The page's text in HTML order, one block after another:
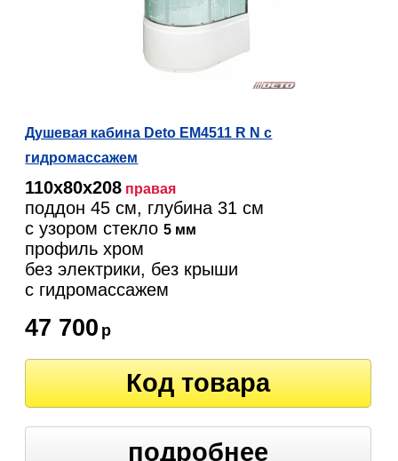
Душевая кабина Deto EM4511 R N с
гидромассажем
110х80х208 правая
поддон 45 см, глубина 31 см
с узором стекло5 мм
профиль хром
без электрики, без крыши
c гидромассажем
47 700 р
Код товара
подробнее